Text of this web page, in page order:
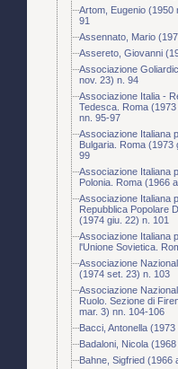
Artom, Eugenio (1950
91
Assennato, Mario
Assereto, Giovanni
Associazione
nov. 23) n. 94
Associazione Italia -
Tedesca. Roma
nn. 95-97
Associazione Italiana
Bulgaria. Roma
99
Associazione Italiana
Polonia. Roma (1966
Associazione Italiana
Repubblica Popolare
(1974 giu. 22) n. 101
Associazione Italiana
l'Unione Sovietica.
Associazione
(1974 set. 23) n. 103
Associazione
Ruolo. Sezione di
mar. 3) nn. 104-106
Bacci, Antonella
Badaloni, Nicola
Bahne, Sigfried (1966